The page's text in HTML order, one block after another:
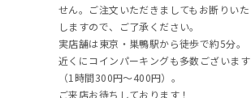
せん。ご注文いただきましてもお断りいた
しますので、ご了承ください。
実店舗は東京・巣鴨駅から徒歩で約5分。
近くにコインパーキングも多数ございます
（1時間300円～400円）。
ご来店お待ちしております！